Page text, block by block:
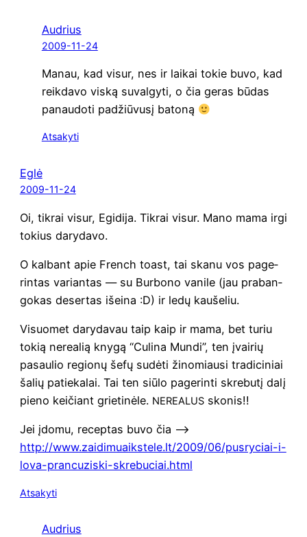
Audrius
2009-11-24
Manau, kad visur, nes ir lai­kai tokie buvo, kad
reik­da­vo vis­ką suval­gy­ti, o čia geras būdas
panau­do­ti padžiū­vu­sį batoną
Atsakyti
Eglė
2009-11-24
Oi, tik­rai visur, Egi­di­ja. Tik­rai visur. Mano mama irgi
tokius darydavo.
O kal­bant apie Fren­ch toast, tai ska­nu vos page­
rin­tas varian­tas — su Bur­bo­no vani­le (jau pra­ban­
go­kas deser­tas išei­na :D) ir ledų kaušeliu.
Visuo­met dary­da­vau taip kaip ir mama, bet turiu
tokią nere­alią kny­gą “Culi­na Mun­di”, ten įvai­rių
pasau­lio regio­nų šefų sudė­ti žino­miau­si tra­di­ci­niai
šalių patie­ka­lai. Tai ten siū­lo page­rin­ti skre­bu­tį dalį
pie­no kei­čiant grie­ti­nė­le. NEREALUSskonis!!
Jei įdo­mu, recep­tas buvo čia —>
http://www.zaidimuaikstele.lt/2009/06/pusryciai-i-
lova-prancuziski-skrebuciai.html
Atsakyti
Audrius